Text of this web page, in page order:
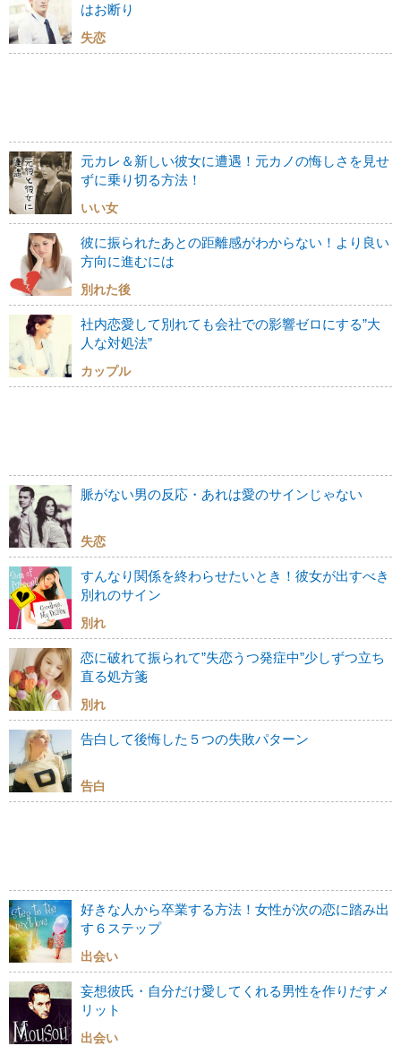
はお断り
失恋
元カレ＆新しい彼女に遭遇！元カノの悔しさを見せ
ずに乗り切る方法！
いい女
彼に振られたあとの距離感がわからない！より良い
方向に進むには
別れた後
社内恋愛して別れても会社での影響ゼロにする”大
人な対処法”
カップル
脈がない男の反応・あれは愛のサインじゃない
失恋
すんなり関係を終わらせたいとき！彼女が出すべき
別れのサイン
別れ
恋に破れて振られて”失恋うつ発症中”少しずつ立ち
直る処方箋
別れ
告白して後悔した５つの失敗パターン
告白
好きな人から卒業する方法！女性が次の恋に踏み出
す６ステップ
出会い
妄想彼氏・自分だけ愛してくれる男性を作りだすメ
リット
出会い